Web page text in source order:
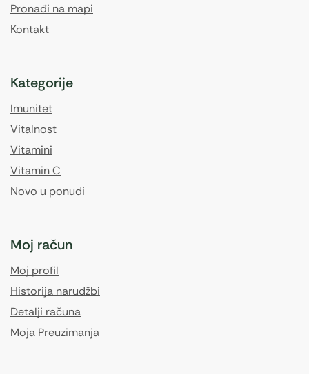
Pronađi na mapi
Kontakt
Kategorije
Imunitet
Vitalnost
Vitamini
Vitamin C
Novo u ponudi
Moj račun
Moj profil
Historija narudžbi
Detalji računa
Moja Preuzimanja